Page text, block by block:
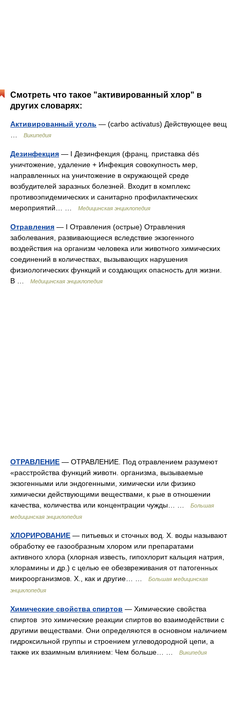
Смотреть что такое "активированный хлор" в
других словарях:
Активированный уголь — (carbo activatus) Действующее вещ
Википедия
Дезинфекция — I Дезинфекция (франц. приставка dés
уничтожение, удаление + Инфекция совокупность мер,
направленных на уничтожение в окружающей среде
возбудителей заразных болезней. Входит в комплекс
противоэпидемических и санитарно профилактических
мероприятий… …
Медицинская энциклопедия
Отравления — I Отравления (острые) Отравления
заболевания, развивающиеся вследствие экзогенного
воздействия на организм человека или животного химических
соединений в количествах, вызывающих нарушения
физиологических функций и создающих опасность для жизни.
В …
Медицинская энциклопедия
ОТРАВЛЕНИЕ — ОТРАВЛЕНИЕ. Под отравлением разумеют
«расстройства функций животн. организма, вызываемые
экзогенными или эндогенными, химически или физико
химически действующими веществами, к рые в отношении
качества, количества или концентрации чужды… …
Большая
медицинская энциклопедия
ХЛОРИРОВАНИЕ — питьевых и сточных вод. X. воды называют
обработку ее газообразным хлором или препаратами
активного хлора (хлорная известь, гипохлорит кальция натрия,
хлорамины и др.) с целью ее обезвреживания от патогенных
микроорганизмов. X., как и другие… …
Большая медицинская
энциклопедия
Химические свойства спиртов — Химические свойства
спиртов это химические реакции спиртов во взаимодействии с
другими веществами. Они определяются в основном наличием
гидроксильной группы и строением углеводородной цепи, а
также их взаимным влиянием: Чем больше… …
Википедия